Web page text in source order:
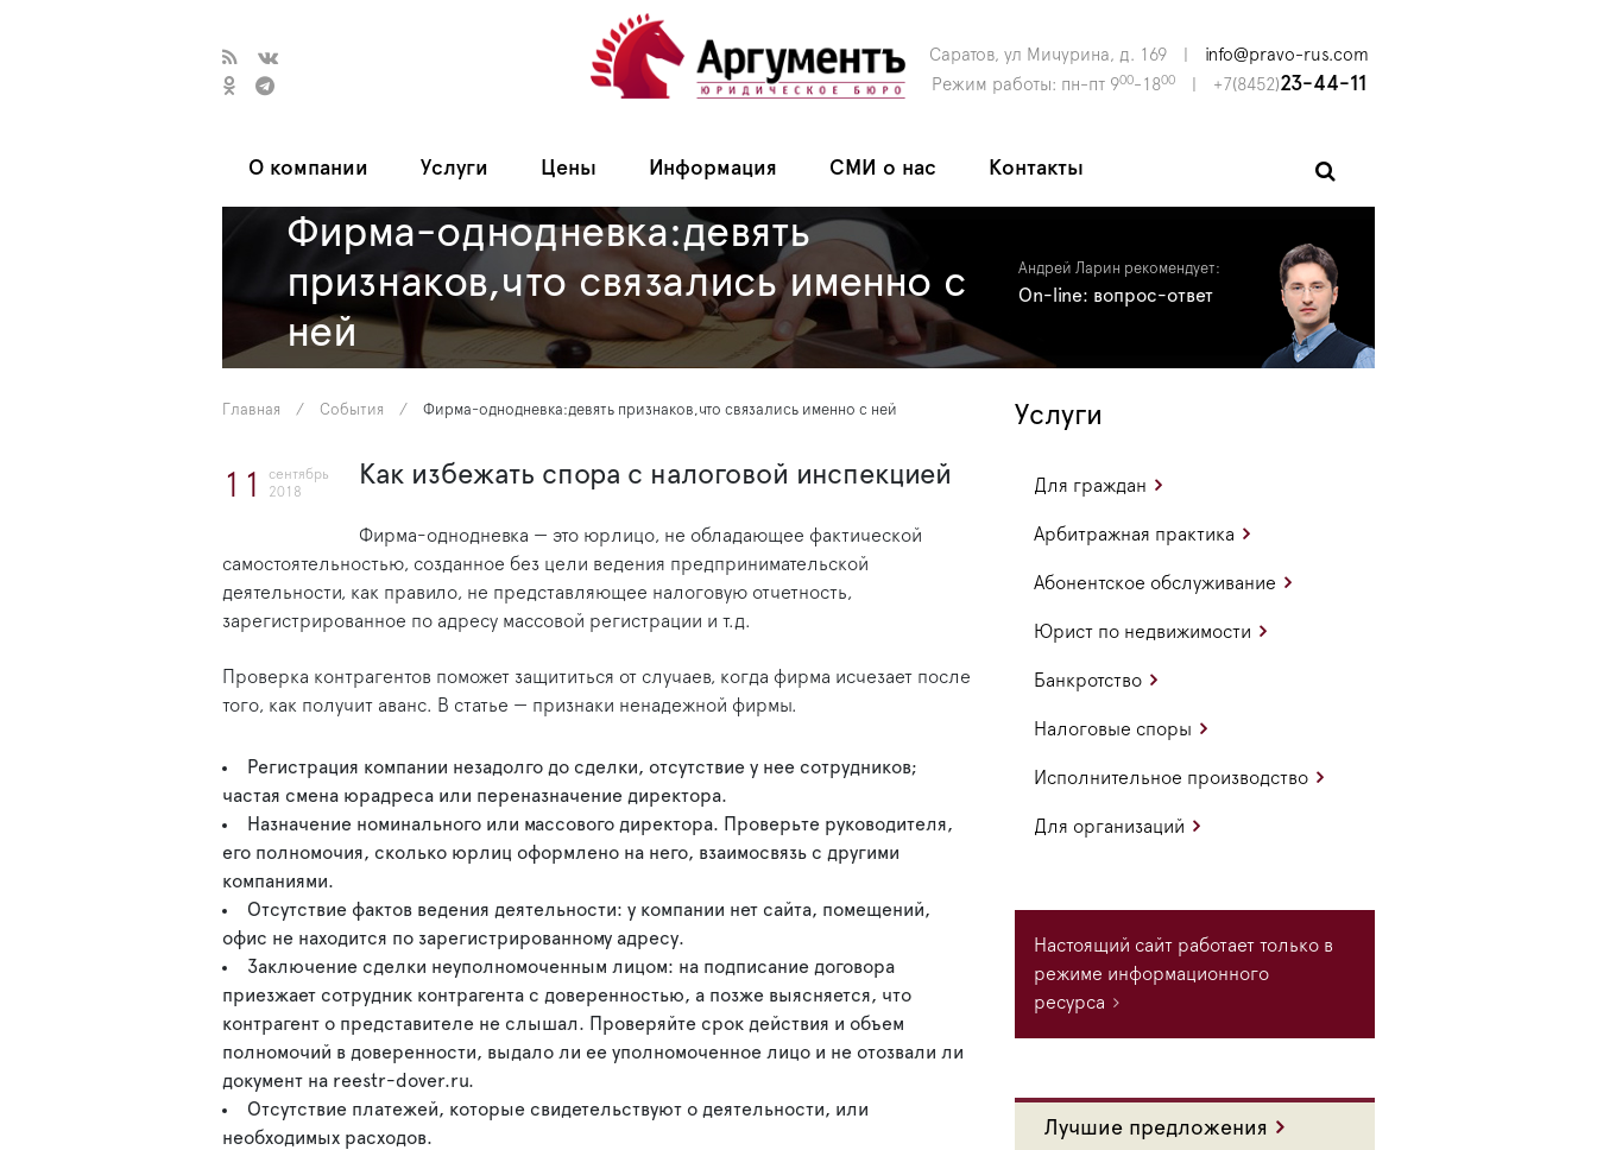
Саратов, ул Мичурина, д. 169
info@pravo-rus.com
Режим работы: пн-пт 900-1800 +7(8452)23-44-11
О компании Услуги Цены Информация СМИ о нас Контакты
Фирма-однодневка:девять
признаков,что связались именно с
ней
Андрей Ларин рекомендует:
On-line: вопрос-ответ
Главная / События / Фирма-однодневка:девять признаков,что связались именно с ней
11
сентябрь
2018
Как избежать спора с налоговой инспекцией
Фирма-однодневка — это юрлицо, не обладающее фактической
самостоятельностью, созданное без цели ведения предпринимательской
деятельности, как правило, не представляющее налоговую отчетность,
зарегистрированное по адресу массовой регистрации и т.д.
Проверка контрагентов поможет защититься от случаев, когда фирма исчезает после
того, как получит аванс. В статье — признаки ненадежной фирмы.
Регистрация компании незадолго до сделки, отсутствие у нее сотрудников;
частая смена юрадреса или переназначение директора.
Назначение номинального или массового директора. Проверьте руководителя,
его полномочия, сколько юрлиц оформлено на него, взаимосвязь с другими
компаниями.
Отсутствие фактов ведения деятельности: у компании нет сайта, помещений,
офис не находится по зарегистрированному адресу.
Заключение сделки неуполномоченным лицом: на подписание договора
приезжает сотрудник контрагента с доверенностью, а позже выясняется, что
контрагент о представителе не слышал. Проверяйте срок действия и объем
полномочий в доверенности, выдало ли ее уполномоченное лицо и не отозвали ли
документ на reestr-dover.ru.
Отсутствие платежей, которые свидетельствуют о деятельности, или
необходимых расходов.
Услуги
Для граждан
Арбитражная практика
Абонентское обслуживание
Юрист по недвижимости
Банкротство
Налоговые споры
Исполнительное производство
Для организаций
Настоящий сайт работает только в
режиме информационного
ресурса
Лучшие предложения